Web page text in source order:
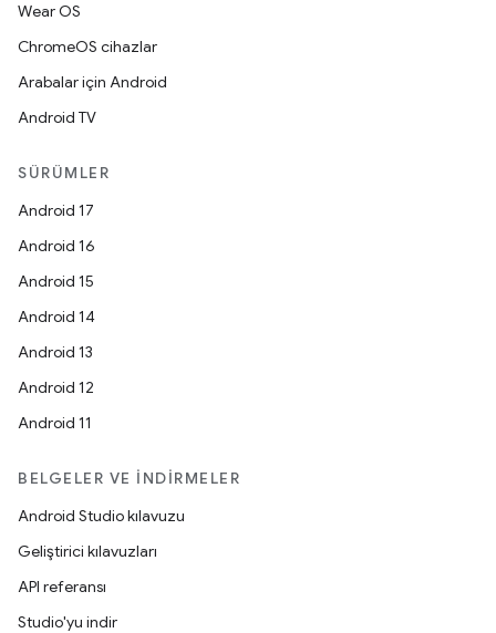
Wear OS
ChromeOS cihazlar
Arabalar için Android
Android TV
SÜRÜMLER
Android 17
Android 16
Android 15
Android 14
Android 13
Android 12
Android 11
BELGELER VE İNDIRMELER
Android Studio kılavuzu
Geliştirici kılavuzları
API referansı
Studio'yu indir